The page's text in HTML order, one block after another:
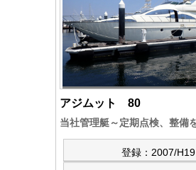
アジムット 80
登録：2007/H19